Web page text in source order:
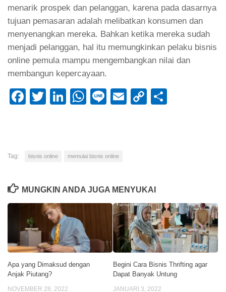
menarik prospek dan pelanggan, karena pada dasarnya
tujuan pemasaran adalah melibatkan konsumen dan
menyenangkan mereka. Bahkan ketika mereka sudah
menjadi pelanggan, hal itu memungkinkan pelaku bisnis
online pemula mampu mengembangkan nilai dan
membangun kepercayaan.
Facebook
Twitter
LinkedIn
WhatsApp
LineEmailCopy
Tag: bisnis online memulai bisnis online
MUNGKIN ANDA JUGA MENYUKAI
Apa yang Dimaksud dengan
Anjak Piutang?
NOVEMBER 28, 2022
Begini Cara Bisnis Thrifting agar
Dapat Banyak Untung
JANUARI 3, 2022